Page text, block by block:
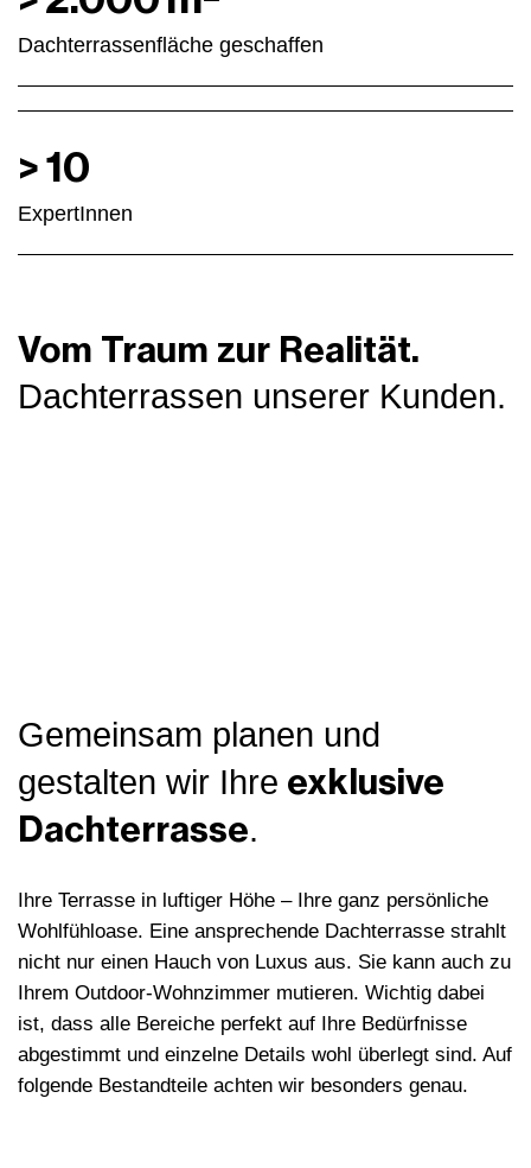
Dachterrassen­fläche geschaffen
>10
ExpertInnen
Vom Traum zur Realität.
Dachterrassen unserer Kunden.
Gemeinsam planen und
gestalten wir Ihre exklusive
Dachterrasse.
Ihre Terrasse in luftiger Höhe – Ihre ganz persönliche
Wohlfühloase. Eine ansprechende Dachterrasse strahlt
nicht nur einen Hauch von Luxus aus. Sie kann auch zu
Ihrem Outdoor-Wohnzimmer mutieren. Wichtig dabei
ist, dass alle Bereiche perfekt auf Ihre Bedürfnisse
abgestimmt und einzelne Details wohl überlegt sind. Auf
folgende Bestandteile achten wir besonders genau.